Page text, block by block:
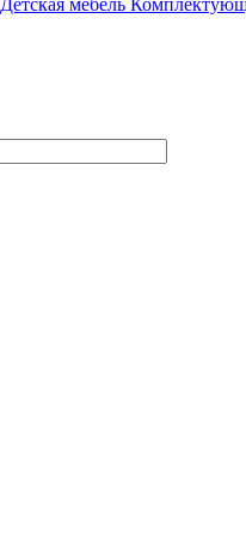
Детская мебель